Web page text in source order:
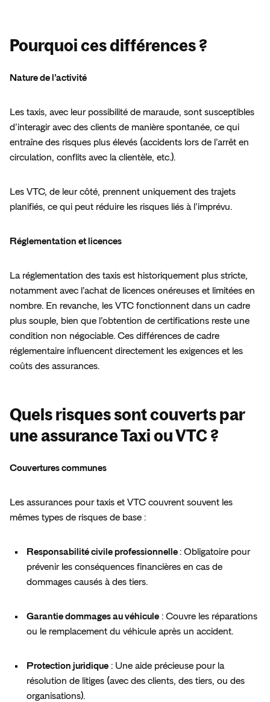
Pourquoi ces différences ?
Nature de l’activité
Les taxis, avec leur possibilité de maraude, sont susceptibles
d’interagir avec des clients de manière spontanée, ce qui
entraîne des risques plus élevés (accidents lors de l’arrêt en
circulation, conflits avec la clientèle, etc.).
Les VTC, de leur côté, prennent uniquement des trajets
planifiés, ce qui peut réduire les risques liés à l’imprévu.
Réglementation et licences
La réglementation des taxis est historiquement plus stricte,
notamment avec l’achat de licences onéreuses et limitées en
nombre. En revanche, les VTC fonctionnent dans un cadre
plus souple, bien que l’obtention de certifications reste une
condition non négociable. Ces différences de cadre
réglementaire influencent directement les exigences et les
coûts des assurances.
Quels risques sont couverts par
une assurance Taxi ou VTC ?
Couvertures communes
Les assurances pour taxis et VTC couvrent souvent les
mêmes types de risques de base :
Responsabilité civile professionnelle : Obligatoire pour
prévenir les conséquences financières en cas de
dommages causés à des tiers.
Garantie dommages au véhicule : Couvre les réparations
ou le remplacement du véhicule après un accident.
Protection juridique : Une aide précieuse pour la
résolution de litiges (avec des clients, des tiers, ou des
organisations).